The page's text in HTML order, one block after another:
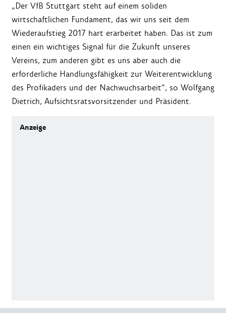
„Der VfB Stuttgart steht auf einem soliden
wirtschaftlichen Fundament, das wir uns seit dem
Wiederaufstieg 2017 hart erarbeitet haben. Das ist zum
einen ein wichtiges Signal für die Zukunft unseres
Vereins, zum anderen gibt es uns aber auch die
erforderliche Handlungsfähigkeit zur Weiterentwicklung
des Profikaders und der Nachwuchsarbeit“, so Wolfgang
Dietrich, Aufsichtsratsvorsitzender und Präsident.